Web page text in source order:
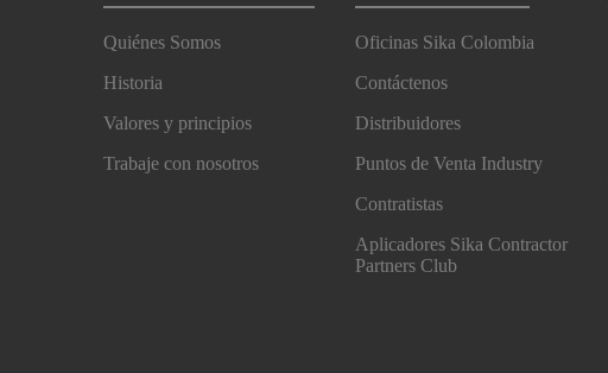
Quiénes Somos
Historia
Valores y principios
Trabaje con nosotros
Oficinas Sika Colombia
Contáctenos
Distribuidores
Puntos de Venta Industry
Contratistas
Aplicadores Sika Contractor
Partners Club